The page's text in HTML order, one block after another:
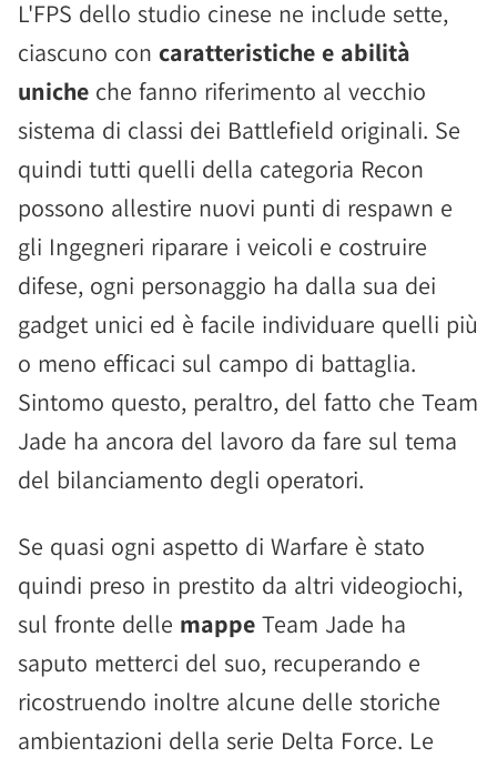
L'FPS dello studio cinese ne include sette,
ciascuno con caratteristiche e abilità
uniche che fanno riferimento al vecchio
sistema di classi dei Battlefield originali. Se
quindi tutti quelli della categoria Recon
possono allestire nuovi punti di respawn e
gli Ingegneri riparare i veicoli e costruire
difese, ogni personaggio ha dalla sua dei
gadget unici ed è facile individuare quelli più
o meno efficaci sul campo di battaglia.
Sintomo questo, peraltro, del fatto che Team
Jade ha ancora del lavoro da fare sul tema
del bilanciamento degli operatori.
Se quasi ogni aspetto di Warfare è stato
quindi preso in prestito da altri videogiochi,
sul fronte delle mappe Team Jade ha
saputo metterci del suo, recuperando e
ricostruendo inoltre alcune delle storiche
ambientazioni della serie Delta Force. Le